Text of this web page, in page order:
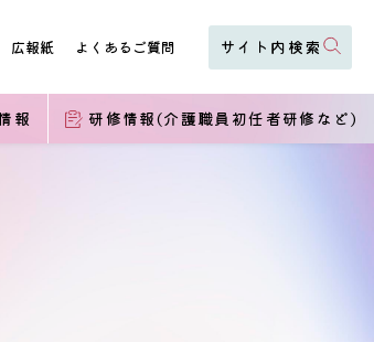
広報紙 よくあるご質問
報 研修情報(介護職員初任者研修など)